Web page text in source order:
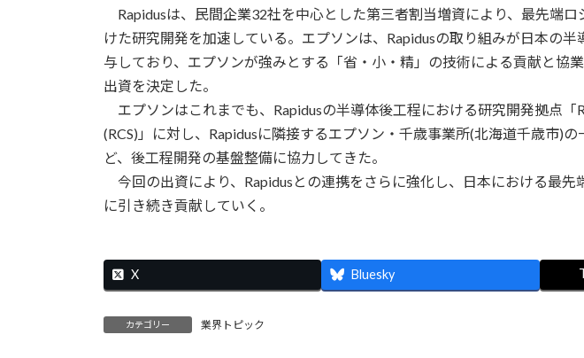
Rapidusは、民間企業32社を中心とした第三者割当増資により、最先端ロ
けた研究開発を加速している。エプソンは、Rapidusの取り組みが日本の
与しており、エプソンが強みとする「省・小・精」の技術による貢献と協
出資を決定した。
エプソンはこれまでも、Rapidusの半導体後工程における研究開発拠点「
(RCS)」に対し、Rapidusに隣接するエプソン・千歳事業所(北海道千歳市)
ど、後工程開発の基盤整備に協力してきた。
今回の出資により、Rapidusとの連携をさらに強化し、日本における最先
に引き続き貢献していく。
X Bluesky
カテゴリー 業界トピック